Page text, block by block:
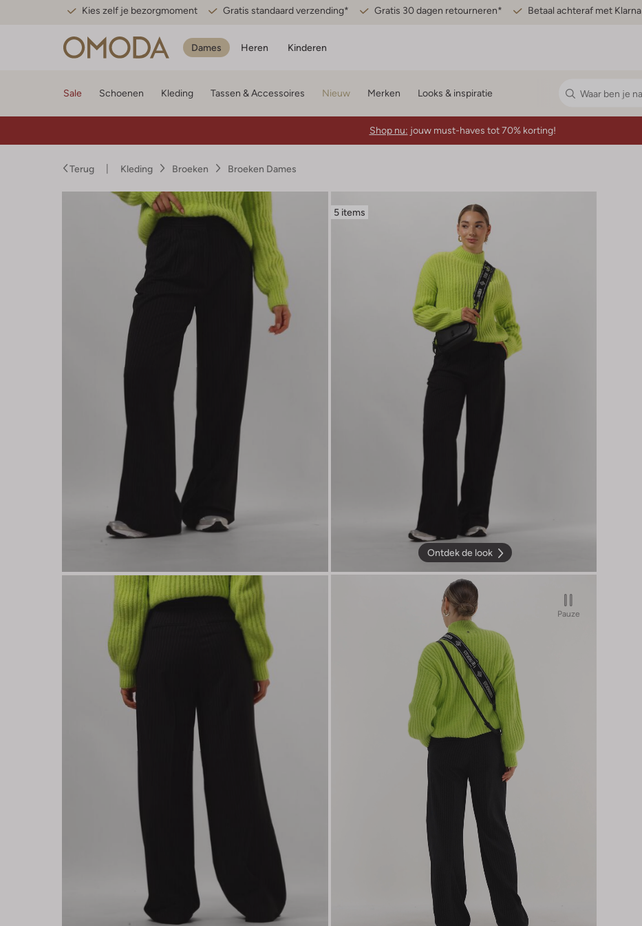
Kies zelf je bezorgmoment Gratis standaard verzending* Gratis 30 dagen retourneren* Betaal achteraf met Klarna
Dames Heren Kinderen
Sale Schoenen Kleding Tassen & Accessoires Nieuw Merken Looks & inspiratie
Shop nu: jouw must-haves tot 70% korting!
Terug Kleding Broeken Broeken Dames
5 items
Ontdek de look
Pauze